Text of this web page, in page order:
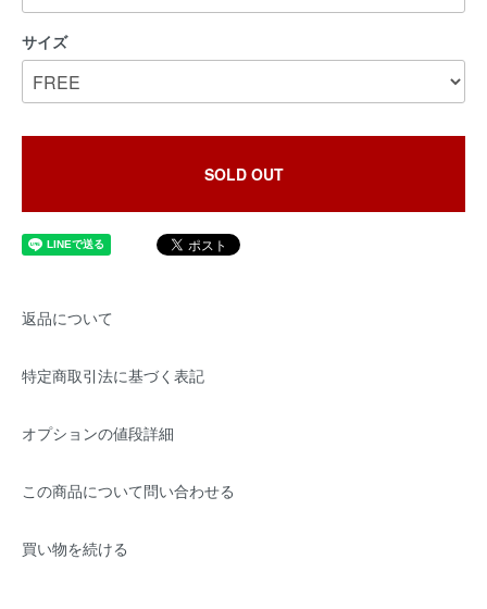
サイズ
SOLD OUT
返品について
特定商取引法に基づく表記
オプションの値段詳細
この商品について問い合わせる
買い物を続ける